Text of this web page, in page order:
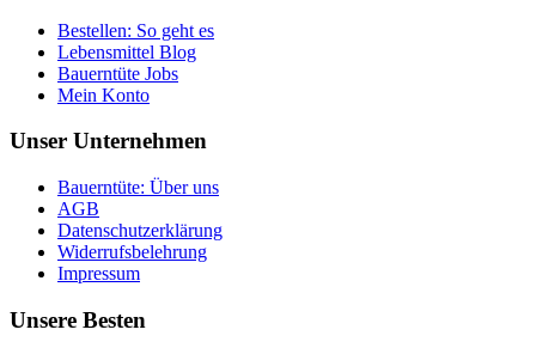
Bestellen: So geht es
Lebensmittel Blog
Bauerntüte Jobs
Mein Konto
Unser Unternehmen
Bauerntüte: Über uns
AGB
Datenschutzerklärung
Widerrufsbelehrung
Impressum
Unsere Besten